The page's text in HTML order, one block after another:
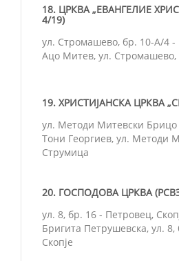
18. ЦРКВА „ЕВАНГЕЛИЕ
4/19)
ул. Стромашево, бр. 10-А/4 -
Ацо Митев, ул. Стромашево,
19. ХРИСТИЈАНСКА ЦРКВА
ул. Методи Митевски
Тони Георгиев, ул. Методи
Струмица
20. ГОСПОДОВА ЦРКВА
ул. 8, бр. 16 - Петровец,
Бригита Петрушевска, ул.
Скопје